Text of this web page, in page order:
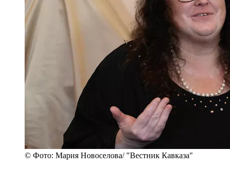
© Фото: Мария Новоселова/ "Вестник Кавказа"